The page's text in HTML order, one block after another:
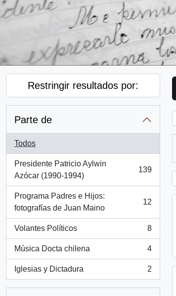
Restringir resultados por:
Parte de
Todos
Presidente Patricio Aylwin
Azócar (1990-1994)
, 139 resultados
139
Programa Padres e Hijos:
fotografías de Juan Maino
, 12 resultados
12
Volantes Políticos
, 8 resultados
8
Música Docta chilena
, 4 resultados
4
Iglesias y Dictadura
, 2 resultados
2